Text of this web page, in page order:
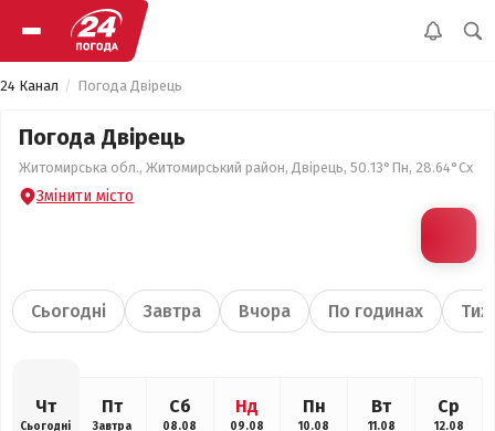
24 Канал Погода Двірець
Погода Двірець
Житомирська обл., Житомирський район, Двірець, 50.13°Пн, 28.64°Сх
Змінити місто
Сьогодні Завтра Вчора По годинах
Чт
Сьогодні
Пт
Завтра
Сб
08.08
Нд
09.08
Пн
10.08
Вт
11.08
Ср
12.08